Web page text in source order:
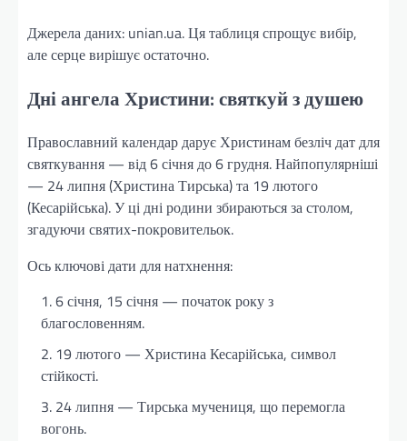
Джерела даних: unian.ua. Ця таблиця спрощує вибір,
але серце вирішує остаточно.
Дні ангела Христини: святкуй з душею
Православний календар дарує Христинам безліч дат для
святкування — від 6 січня до 6 грудня. Найпопулярніші
— 24 липня (Христина Тирська) та 19 лютого
(Кесарійська). У ці дні родини збираються за столом,
згадуючи святих-покровительок.
Ось ключові дати для натхнення:
6 січня, 15 січня — початок року з
благословенням.
19 лютого — Христина Кесарійська, символ
стійкості.
24 липня — Тирська мучениця, що перемогла
вогонь.